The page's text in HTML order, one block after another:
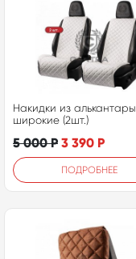
Накидки из алькантары
широкие (2шт.)
5 000Р 3 390 Р
ПОДРОБНЕЕ